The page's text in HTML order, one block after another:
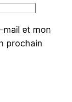
mail et mon
prochain